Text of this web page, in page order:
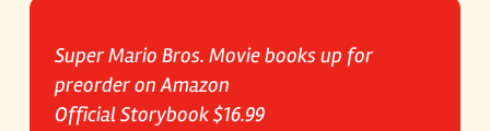
Super Mario Bros. Movie books up for
preorder on Amazon
Official Storybook $16.99